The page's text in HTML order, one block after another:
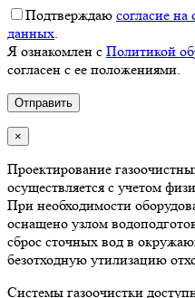
Подтверждаю согласие
данных.
Я ознакомлен с Политикой
согласен с ее положениями.
×
Проектирование
осуществляется с учетом
При необходимости
оснащено узлом
сброс сточных вод в
безотходную утилизацию
Системы газоочистки